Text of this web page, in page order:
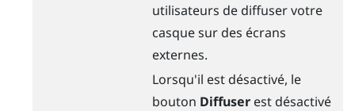
utilisateurs de diffuser votre
casque sur des écrans
externes.
Lorsqu'il est désactivé, le
bouton Diffuserest désactivé